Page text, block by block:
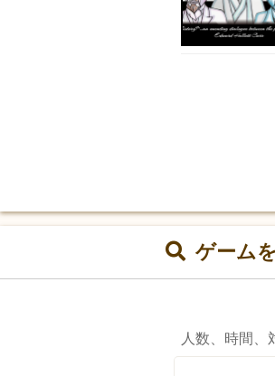
ゲーム
人数、時間、